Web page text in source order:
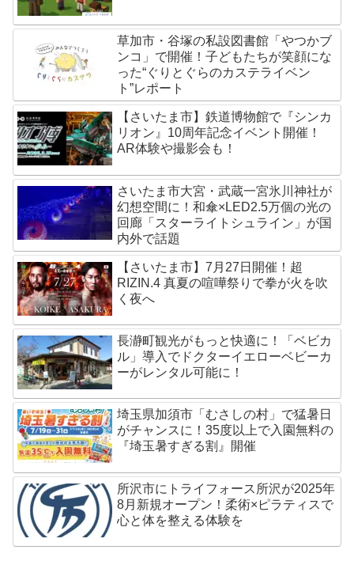
草加市・谷塚の私設図書館「やつかブ
ンコ」で開催！子どもたちが笑顔にな
った“ぐりとぐらのカステライベン
ト”レポート
【さいたま市】鉄道博物館で『シンカ
リオン』10周年記念イベント開催！
AR体験や撮影会も！
さいたま市大宮・武蔵一宮氷川神社が
幻想空間に！和傘×LED2.5万個の光の
回廊「スターライトシュライン」が国
内外で話題
【さいたま市】7月27日開催！超
RIZIN.4 真夏の喧嘩祭りで拳が火を吹
く夜へ
長瀞町観光がもっと快適に！「ベビカ
ル」導入でドクターイエローベビーカ
ーがレンタル可能に！
埼玉県加須市「むさしの村」で猛暑日
がチャンスに！35度以上で入園無料の
『埼玉暑すぎる割』開催
所沢市にトライフォース所沢が2025年
8月新規オープン！柔術×ピラティスで
心と体を整える体験を